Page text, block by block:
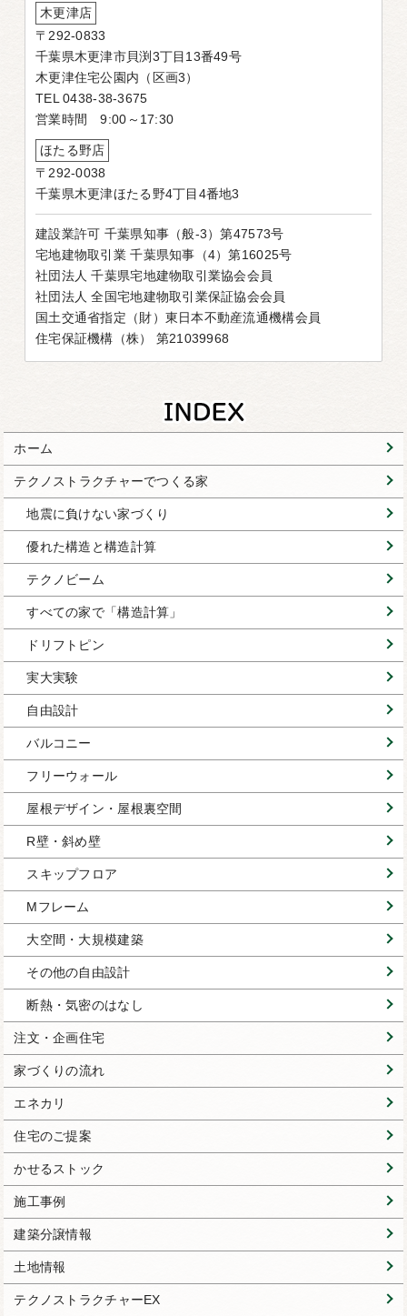
木更津店
〒292-0833
千葉県木更津市貝渕3丁目13番49号
木更津住宅公園内（区画3）
TEL 0438-38-3675
営業時間 9:00～17:30
ほたる野店
〒292-0038
千葉県木更津ほたる野4丁目4番地3
建設業許可 千葉県知事（般-3）第47573号
宅地建物取引業 千葉県知事（4）第16025号
社団法人 千葉県宅地建物取引業協会会員
社団法人 全国宅地建物取引業保証協会会員
国土交通省指定（財）東日本不動産流通機構会員
住宅保証機構（株） 第21039968
ホーム
テクノストラクチャーでつくる家
地震に負けない家づくり
優れた構造と構造計算
テクノビーム
すべての家で「構造計算」
ドリフトピン
実大実験
自由設計
バルコニー
フリーウォール
屋根デザイン・屋根裏空間
R壁・斜め壁
スキップフロア
Mフレーム
大空間・大規模建築
その他の自由設計
断熱・気密のはなし
注文・企画住宅
家づくりの流れ
エネカリ
住宅のご提案
かせるストック
施工事例
建築分譲情報
土地情報
テクノストラクチャーEX